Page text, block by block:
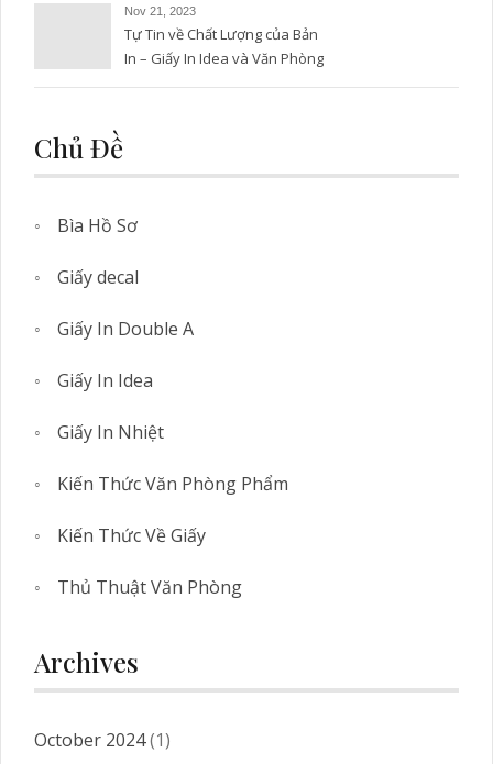
Nov 21, 2023
Tự Tin về Chất Lượng của Bản
In – Giấy In Idea và Văn Phòng
Phẩm Tuấn Tú
Chủ Đề
Bìa Hồ Sơ
Giấy decal
Giấy In Double A
Giấy In Idea
Giấy In Nhiệt
Kiến Thức Văn Phòng Phẩm
Kiến Thức Về Giấy
Thủ Thuật Văn Phòng
Archives
October 2024(1)